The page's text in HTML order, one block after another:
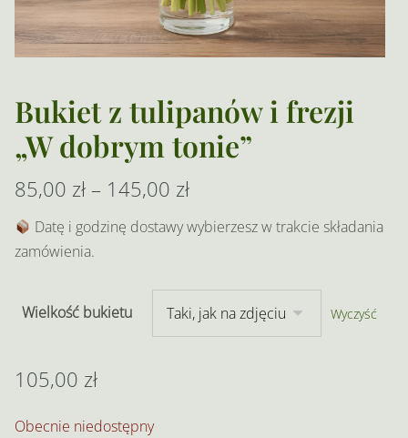
Bukiet z tulipanów i frezji
„W dobrym tonie”
85,00 zł – 145,00 złZakres
cen:
85,00 zł
do
Datę i godzinę dostawy wybierzesz w trakcie składania
zamówienia.
Wielkość bukietu Wyczyść
105,00 zł
Obecnie niedostępny